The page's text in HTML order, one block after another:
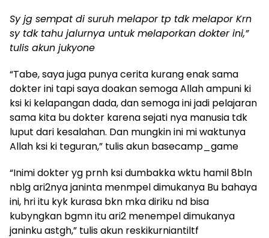
Sy jg sempat di suruh melapor tp tdk melapor Krn
sy tdk tahu jalurnya untuk melaporkan dokter ini,”
tulis akun jukyone
“Tabe, saya juga punya cerita kurang enak sama
dokter ini tapi saya doakan semoga Allah ampuni ki
ksi ki kelapangan dada, dan semoga ini jadi pelajaran
sama kita bu dokter karena sejati nya manusia tdk
luput dari kesalahan. Dan mungkin ini mi waktunya
Allah ksi ki teguran,” tulis akun basecamp_game
“Inimi dokter yg prnh ksi dumbakka wktu hamil 8bln
nblg ari2nya janinta menmpel dimukanya Bu bahaya
ini, hri itu kyk kurasa bkn mka diriku nd bisa
kubyngkan bgmn itu ari2 menempel dimukanya
janinku astgh,” tulis akun reskikurniantiltf